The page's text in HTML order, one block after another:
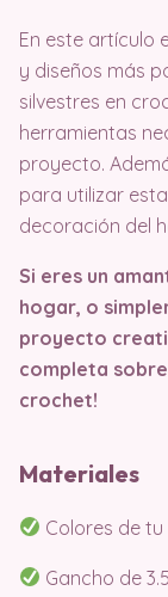
En este artículo
y diseños más
silvestres en
herramientas
proyecto.
para utilizar
decoración del
Si eres un
hogar, o
proyecto
completa
crochet!
Materiales
Colores de tu
Gancho de